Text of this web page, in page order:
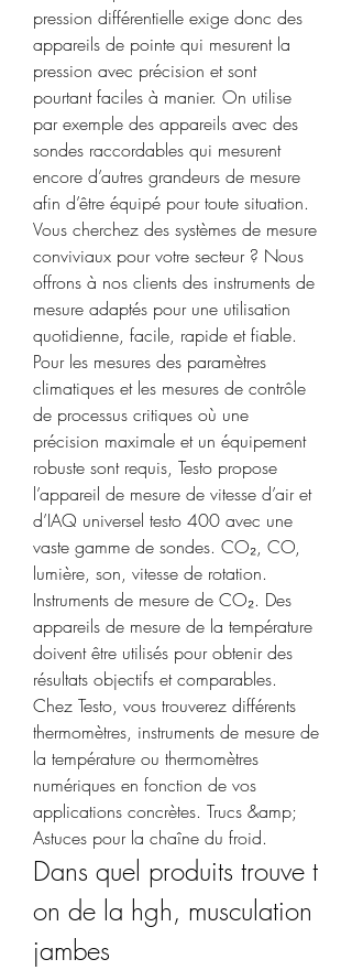
pression différentielle exige donc des
appareils de pointe qui mesurent la
pression avec précision et sont
pourtant faciles à manier. On utilise
par exemple des appareils avec des
sondes raccordables qui mesurent
encore d’autres grandeurs de mesure
afin d’être équipé pour toute situation.
Vous cherchez des systèmes de mesure
conviviaux pour votre secteur ? Nous
offrons à nos clients des instruments de
mesure adaptés pour une utilisation
quotidienne, facile, rapide et fiable.
Pour les mesures des paramètres
climatiques et les mesures de contrôle
de processus critiques où une
précision maximale et un équipement
robuste sont requis, Testo propose
l’appareil de mesure de vitesse d’air et
d’IAQ universel testo 400 avec une
vaste gamme de sondes. CO₂, CO,
lumière, son, vitesse de rotation.
Instruments de mesure de CO₂. Des
appareils de mesure de la température
doivent être utilisés pour obtenir des
résultats objectifs et comparables.
Chez Testo, vous trouverez différents
thermomètres, instruments de mesure de
la température ou thermomètres
numériques en fonction de vos
applications concrètes. Trucs &amp;
Astuces pour la chaîne du froid.
Dans quel produits trouve t
on de la hgh, musculation
jambes